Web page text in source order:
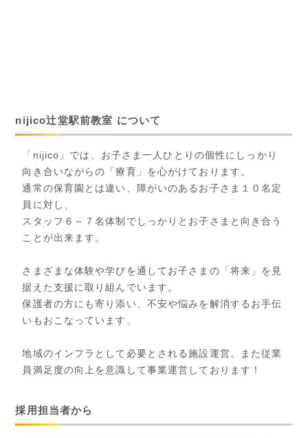
nijico辻堂駅前教室 について
「nijico」では、お子さま一人ひとりの個性にしっかり
向き合いながらの「療育」を心がけております。
通常の保育園とは違い、障がいのあるお子さま１０名定
員に対し、
スタッフ６～７名体制でしっかりとお子さまと向き合う
ことが出来ます。
さまざまな体験や学びを通してお子さまの「将来」を見
据えた支援に取り組んでいます。
保護者の方にも寄り添い、不安や悩みを解消するお手伝
いもおこなっています。
地域のインフラとして必要とされる施設運営。また従業
員満足度の向上を意識して事業運営しております！
採用担当者から